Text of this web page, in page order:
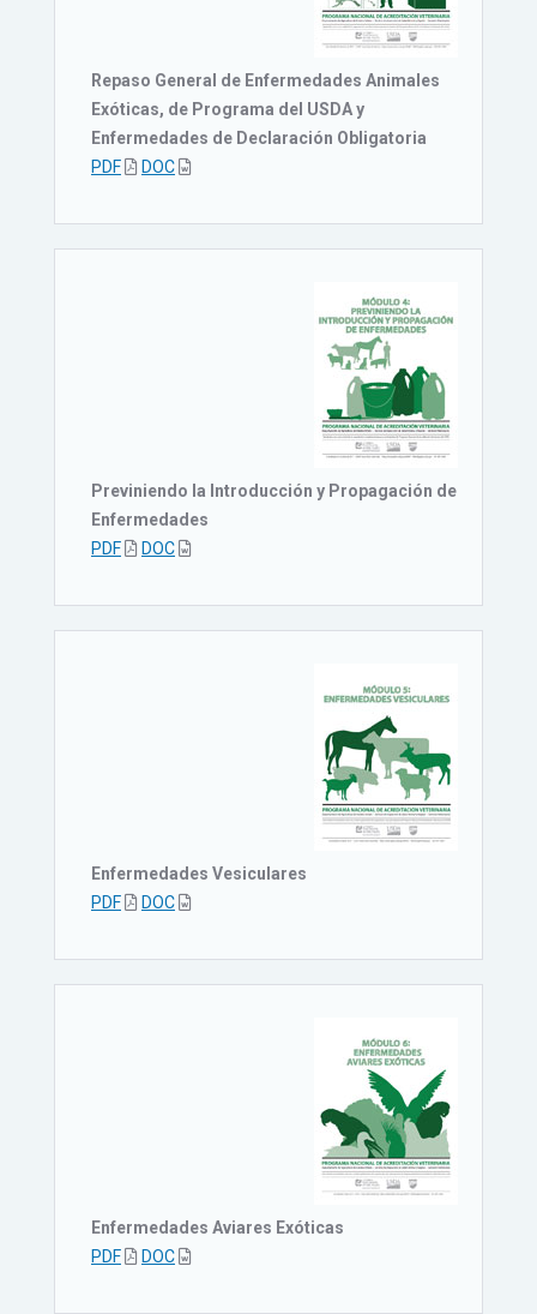
Repaso General de Enfermedades Animales
Exóticas, de Programa del USDA y
Enfermedades de Declaración Obligatoria
PDF
DOC
Previniendo la Introducción y Propagación de
Enfermedades
PDF
DOC
Enfermedades Vesiculares
PDF
DOC
Enfermedades Aviares Exóticas
PDF
DOC